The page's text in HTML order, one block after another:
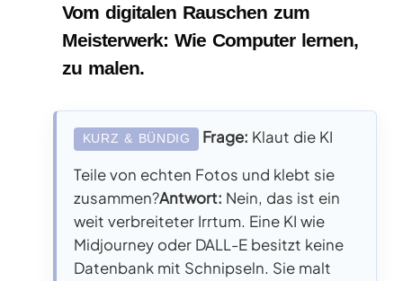
Vom digitalen Rauschen zum
Meisterwerk: Wie Computer lernen,
zu malen.
KURZ & BÜNDIG Frage: Klaut die KI
Teile von echten Fotos und klebt sie
zusammen?Antwort: Nein, das ist ein
weit verbreiteter Irrtum. Eine KI wie
Midjourney oder DALL-E besitzt keine
Datenbank mit Schnipseln. Sie malt